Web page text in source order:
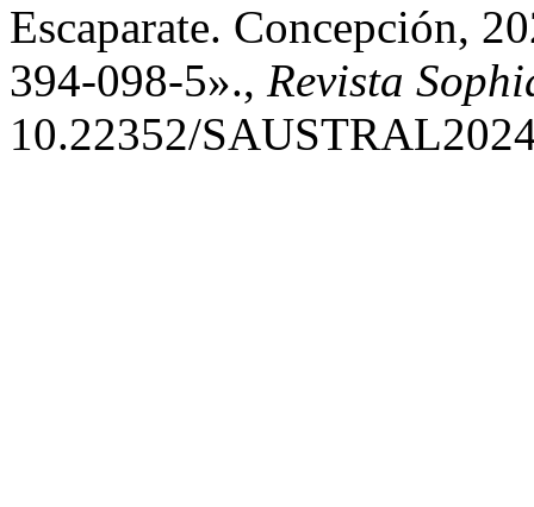
Escaparate. Concepción,
394-098-5»., Revista
10.22352/